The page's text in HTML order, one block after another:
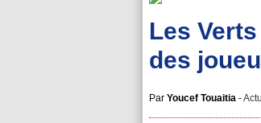
Les
des
Par Youcef Touaitia -